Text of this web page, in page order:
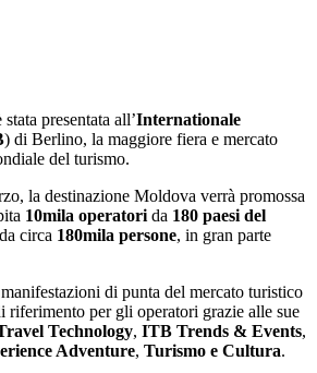
presentata all’Internationale
) di Berlino, la maggiore fiera e mercato
del turismo.
la destinazione Moldova verrà promossa
10mila operatori da 180 paesi del
circa 180mila persone, in gran parte
di punta del mercato turistico
riferimento per gli operatori grazie alle sue
Technology, ITB Trends & Events,
Adventure, Turismo e Cultura.